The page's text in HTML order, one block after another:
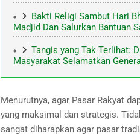
Bakti Religi Sambut Hari
Madjid Dan Salurkan Bantuan
Tangis yang Tak Terlihat:
Masyarakat Selamatkan
Menurutnya, agar Pasar Rakyat
yang maksimal dan strategis.
sangat diharapkan agar pasar